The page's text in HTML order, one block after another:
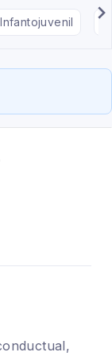
Infantojuvenil